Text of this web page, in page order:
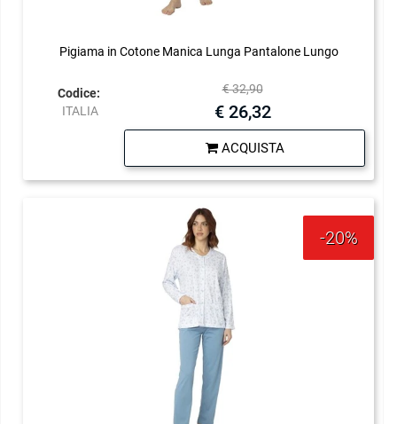
Pigiama in Cotone Manica Lunga Pantalone Lungo
Codice:
ITALIA
€ 32,90
€ 26,32
ACQUISTA
-20%